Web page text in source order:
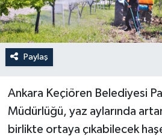
Paylaş
Ankara Keçiören Belediyesi
Müdürlüğü, yaz aylarında
birlikte ortaya çıkabilecek